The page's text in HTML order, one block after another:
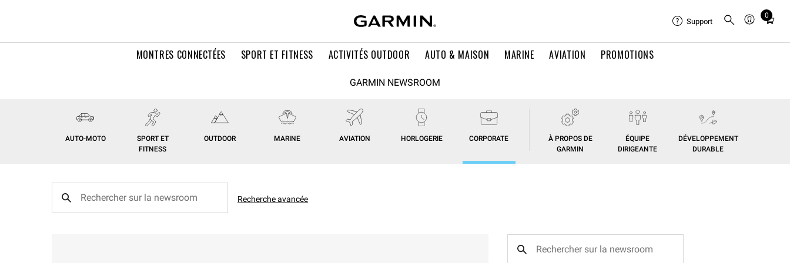
MONTRES CONNECTÉES SPORT ET FITNESS ACTIVITÉS OUTDOOR AUTO & MAISON MARINE AVIATION PROMOTIONS
Support
0
Total
in
GARMIN NEWSROOM
AUTO-MOTO
SPORT ET
FITNESS
OUTDOOR MARINE AVIATION HORLOGERIE CORPORATE
À PROPOS DE
GARMIN
ÉQUIPE
DIRIGEANTE
DÉVELOPPEMENT
DURABLE
Recherche avancée